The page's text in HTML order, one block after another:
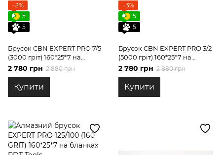
−3%
5
5
Брусок CBN EXPERT PRO 7/5
(3000 гріт) 160*25*7 на
бланках PDT tools
2 780 грн 2 880 грн
Купити
−3%
5
5
Брусок CBN EXPERT PRO 3/2
(5000 гріт) 160*25*7 на
бланках PDT tools
2 780 грн 2 880 грн
Купити